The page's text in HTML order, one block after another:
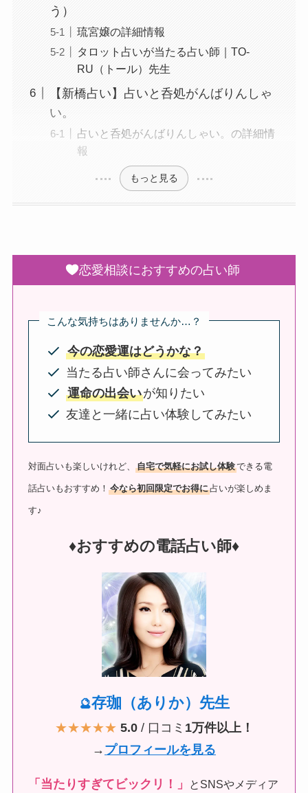
う）
琉宮嬢の詳細情報
タロット占いが当たる占い師｜TO-
RU（トール）先生
【新橋占い】占いと呑処がんばりんしゃ
い。
占いと呑処がんばりんしゃい。の詳細情
報
もっと見る
恋愛相談におすすめの占い師
こんな気持ちはありませんか…？
今の恋愛運はどうかな？
当たる占い師さんに会ってみたい
運命の出会いが知りたい
友達と一緒に占い体験してみたい
対面占いも楽しいけれど、自宅で気軽にお試し体験できる電
話占いもおすすめ！今なら初回限定でお得に占いが楽しめま
す♪
♦︎おすすめの電話占い師♦︎
🔮存珈（ありか）先生
★★★★★ 5.0/ 口コミ 1万件以上！
→ プロフィールを見る
「当たりすぎてビックリ！」 とSNSやメディア